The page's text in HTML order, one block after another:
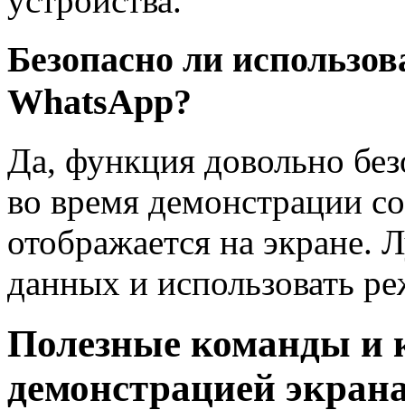
Безопасно ли
WhatsApp?
Да, функция довольно
во время демонстрации
отображается на экране.
данных и использовать
Полезные команды и
демонстрацией